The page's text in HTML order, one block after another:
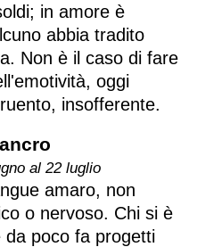
in amore è
abbia tradito
Non è il caso di fare
oggi
insofferente.
al 22 luglio
amaro, non
o nervoso. Chi si è
poco fa progetti